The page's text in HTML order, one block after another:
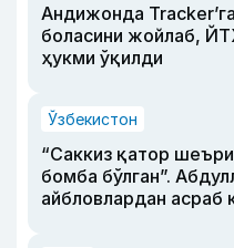
Андижонда
боласини жойлаб,
ҳукми ўқилди
Ўзбекистон
“Саккиз қатор
бомба бўлган”.
айбловлардан асраб